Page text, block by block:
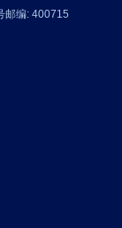
邮编: 400715